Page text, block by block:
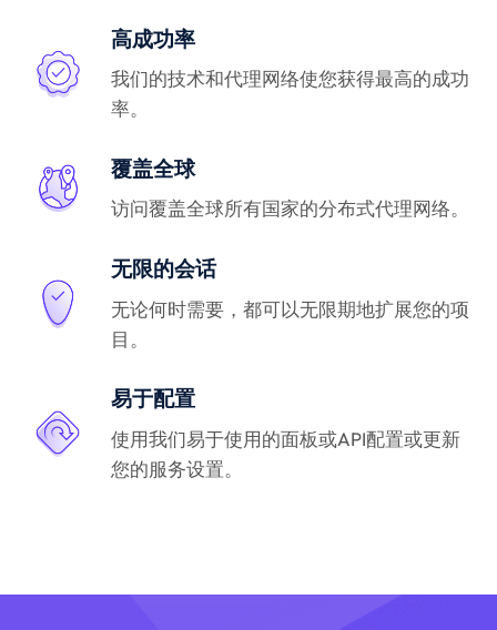
高成功率
我们的技术和代理网络使您获得最高的成功
率。
覆盖全球
访问覆盖全球所有国家的分布式代理网络。
无限的会话
无论何时需要，都可以无限期地扩展您的项
目。
易于配置
使用我们易于使用的面板或API配置或更新
您的服务设置。